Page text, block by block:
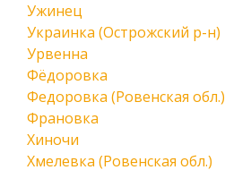
Ужинец
Украинка (Острожский р-н)
Урвенна
Фёдоровка
Федоровка (Ровенская обл.)
Франовка
Хиночи
Хмелевка (Ровенская обл.)